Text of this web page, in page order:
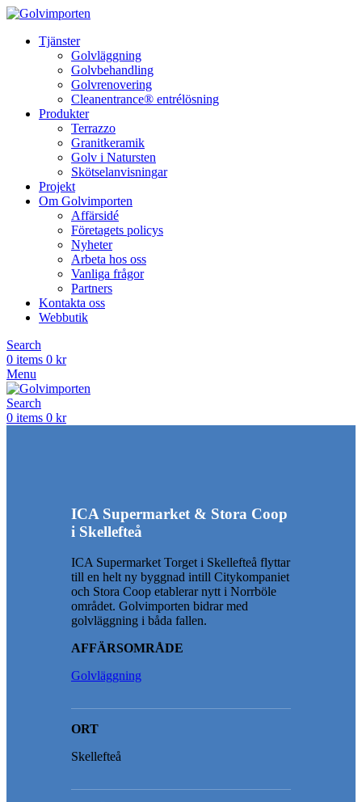
Tjänster
Golvläggning
Golvbehandling
Golvrenovering
Cleanentrance® entrélösning
Produkter
Terrazzo
Granitkeramik
Golv i Natursten
Skötselanvisningar
Projekt
Om Golvimporten
Affärsidé
Företagets policys
Nyheter
Arbeta hos oss
Vanliga frågor
Partners
Kontakta oss
Webbutik
Search
0 items 0 kr
Menu
Search
0 items 0 kr
ICA Supermarket & Stora Coop
i Skellefteå
ICA Supermarket Torget i Skellefteå flyttar
till en helt ny byggnad intill Citykompaniet
och Stora Coop etablerar nytt i Norrböle
området. Golvimporten bidrar med
golvläggning i båda fallen.
AFFÄRSOMRÅDE
Golvläggning
ORT
Skellefteå